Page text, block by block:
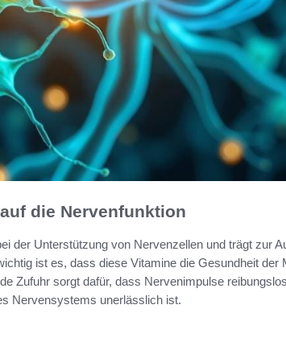
die Nervenfunktion
der Unterstützung von Nervenzellen und trägt zur
ist es, dass diese Vitamine die Gesundheit der
Zufuhr sorgt dafür, dass Nervenimpulse
Nervensystems unerlässlich ist.